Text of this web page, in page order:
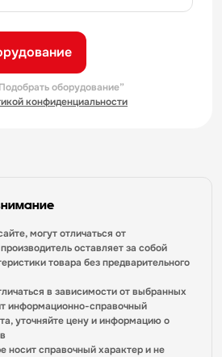
оборудование”
конфиденциальности
могут отличаться от
оставляет за собой
товара без предварительного
в зависимости от выбранных
информационно-справочный
уточняйте цену и информацию о
носит справочный характер и не